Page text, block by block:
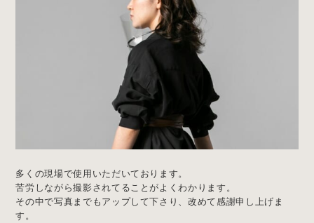
多くの現場で使用いただいております。
苦労しながら撮影されてることがよくわかります。
その中で写真までもアップして下さり、改めて感謝申し上げま
す。